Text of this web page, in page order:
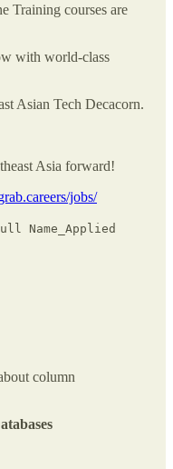
Training courses are
with world-class
Asian Tech Decacorn.
Asia forward!
jobs/
Name_Applied
column